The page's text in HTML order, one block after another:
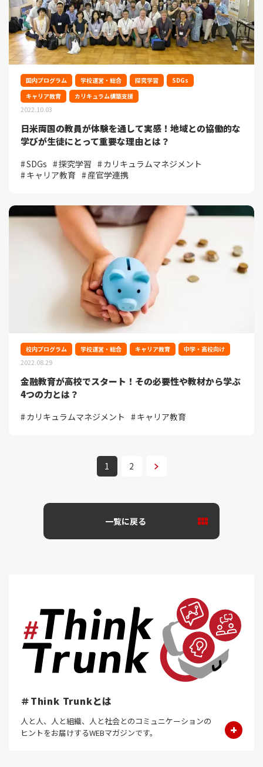
国内プログラム 学校運営・総合 探究学習
SDGs
キャリア教育
カリキュラム構築支援
2022.10.03
日米両国の教員が体験を通して実感！地域との協働的な
学びが生徒にとって重要な理由とは？
SDGs 探究学習
カリキュラムマネジメント
キャリア教育
産官学連携
校内プログラム 学校運営・総合 キャリア教育 中学・高校向け
2022.08.29
金融教育が高校でスタート！その必要性や教材から学ぶ
4つの力とは？
カリキュラムマネジメント キャリア教育
1 2
次へ
一覧に戻る
＃Think Trunkとは
人と人、人と組織、人と社会とのコミュニケーションの
ヒントをお届けするWEBマガジンです。